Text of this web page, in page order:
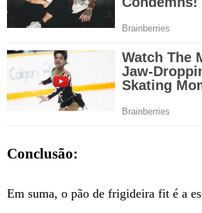
Conclusão:
Em suma, o pão de frigideira fit é a